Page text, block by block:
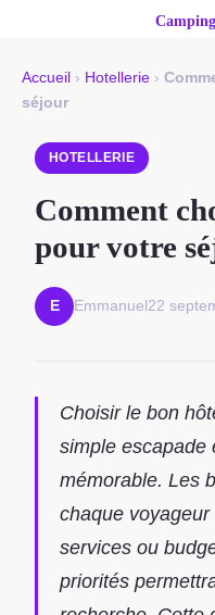
Accueil › Hotellerie ›
séjour
HOTELLERIE
Comment
pour votre
E Emmanuel22
Choisir le bon
simple escapade
mémorable. Les
chaque
services ou
priorités